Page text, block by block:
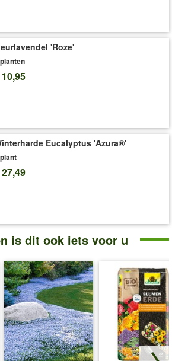
hoog en heeft weinig verzorging en
atriplicifolia)
sierpot!
pot, ca. 15-20 cm hoog
'Roze'
Eucalyptus 'Azura®'
is dit ook iets voor u